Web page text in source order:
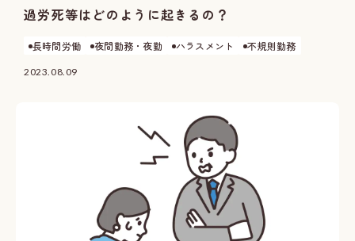
過労死等はどのように起きるの？
長時間労働 夜間勤務・夜勤 ハラスメント 不規則勤務
2023.08.09